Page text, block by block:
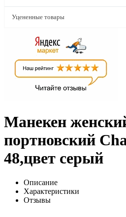
Уцененные товары
Манекен
портновский
48,цвет серый
Описание
Характеристики
Отзывы